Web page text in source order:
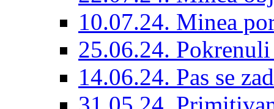
10.07.24. Minea
25.06.24.
14.06.24. Pas se